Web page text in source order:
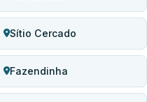
Sítio Cercado
Fazendinha